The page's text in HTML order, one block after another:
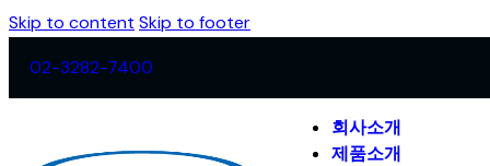
Skip to content Skip to footer
02-3282-7400
회사소개
제품소개